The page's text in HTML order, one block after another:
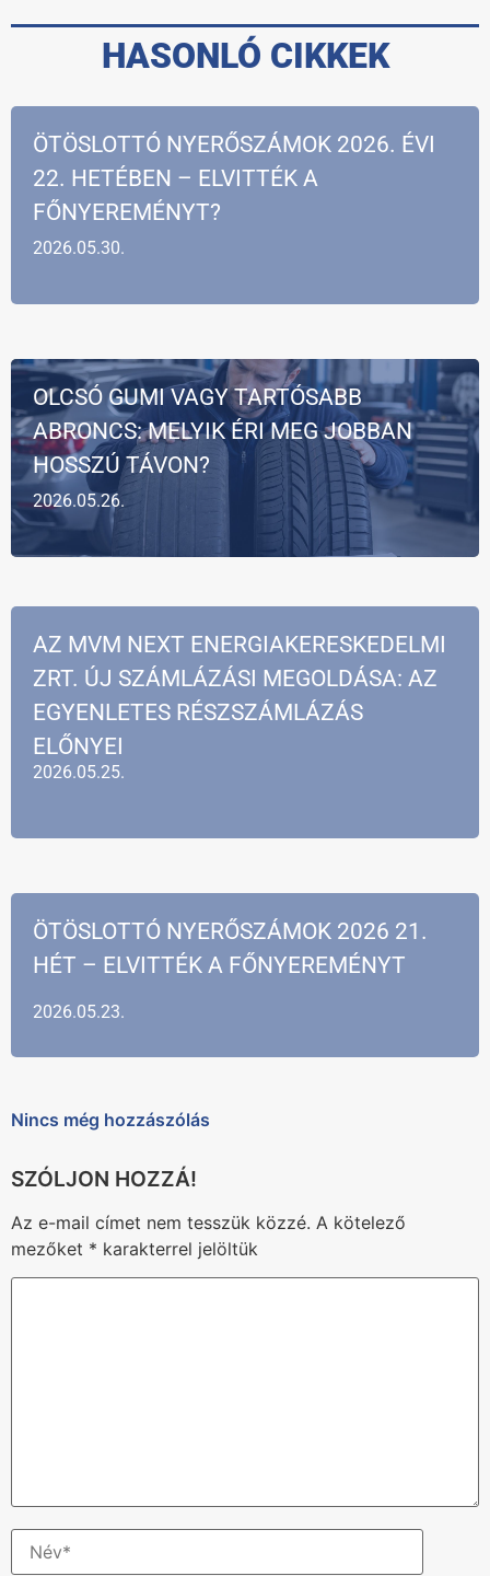
HASONLÓ CIKKEK
2026.05.30.
ÖTÖSLOTTÓ NYERŐSZÁMOK 2026. ÉVI
22. HETÉBEN – ELVITTÉK A
FŐNYEREMÉNYT?
2026.05.26.
OLCSÓ GUMI VAGY TARTÓSABB
ABRONCS: MELYIK ÉRI MEG JOBBAN
HOSSZÚ TÁVON?
2026.05.25.
AZ MVM NEXT ENERGIAKERESKEDELMI
ZRT. ÚJ SZÁMLÁZÁSI MEGOLDÁSA: AZ
EGYENLETES RÉSZSZÁMLÁZÁS
ELŐNYEI
2026.05.23.
ÖTÖSLOTTÓ NYERŐSZÁMOK 2026 21.
HÉT – ELVITTÉK A FŐNYEREMÉNYT
Nincs még hozzászólás
Az e-mail címet nem tesszük közzé. A kötelező
mezőket * karakterrel jelöltük